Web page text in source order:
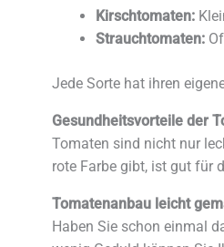
Kirschtomaten:
Strauchtomaten:
Jede Sorte hat ihren
Gesundheitsvorteile der
Tomaten sind nicht nur
rote Farbe gibt, ist gut für
Tomatenanbau leicht
Haben Sie schon einmal